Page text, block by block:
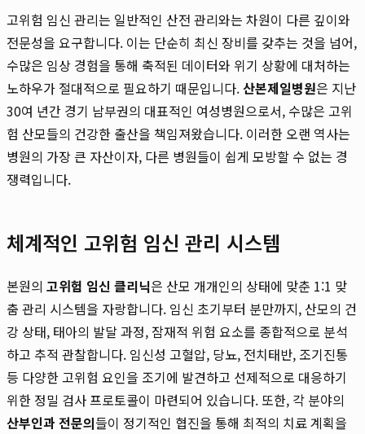
고위험 임신 관리는 일반적인 산전 관리와는 차원이 다른 깊이와
전문성을 요구합니다. 이는 단순히 최신 장비를 갖추는 것을 넘어,
수많은 임상 경험을 통해 축적된 데이터와 위기 상황에 대처하는
노하우가 절대적으로 필요하기 때문입니다.산본제일병원은 지난
30여 년간 경기 남부권의 대표적인 여성병원으로서, 수많은 고위
험 산모들의 건강한 출산을 책임져왔습니다. 이러한 오랜 역사는
병원의 가장 큰 자산이자, 다른 병원들이 쉽게 모방할 수 없는 경
쟁력입니다.
체계적인 고위험 임신 관리 시스템
본원의 고위험 임신 클리닉은 산모 개개인의 상태에 맞춘 1:1 맞
춤 관리 시스템을 자랑합니다. 임신 초기부터 분만까지, 산모의 건
강 상태, 태아의 발달 과정, 잠재적 위험 요소를 종합적으로 분석
하고 추적 관찰합니다. 임신성 고혈압, 당뇨, 전치태반, 조기진통
등 다양한 고위험 요인을 조기에 발견하고 선제적으로 대응하기
위한 정밀 검사 프로토콜이 마련되어 있습니다. 또한, 각 분야의
산부인과 전문의들이 정기적인 협진을 통해 최적의 치료 계획을